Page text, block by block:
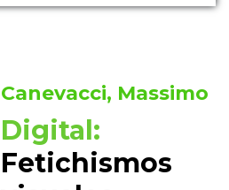
Canevacci, Massimo
Digital:
Fetichismos